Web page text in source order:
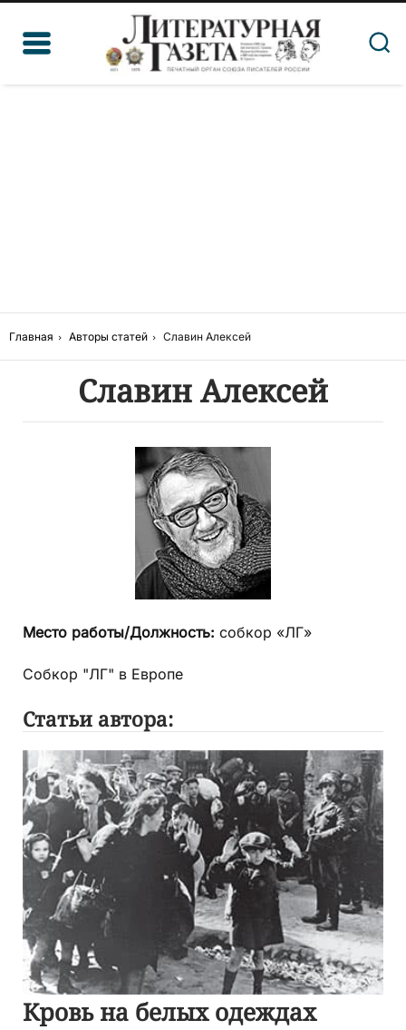
Главная Авторы статей Славин Алексей
Славин Алексей
Место работы/Должность: собкор «ЛГ»
Собкор "ЛГ" в Европе
Статьи автора:
Кровь на белых одеждах